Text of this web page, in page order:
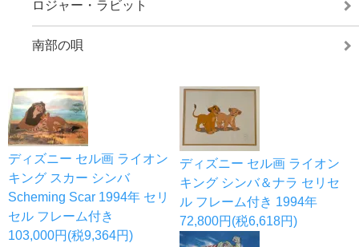
ロジャー・ラビット
南部の唄
ディズニー セル画 ライオン
キング スカー シンバ
Scheming Scar 1994年 セリ
セル フレーム付き
103,000円(税9,364円)
ディズニー セル画 ライオン
キング シンバ＆ナラ セリセ
ル フレーム付き 1994年
72,800円(税6,618円)